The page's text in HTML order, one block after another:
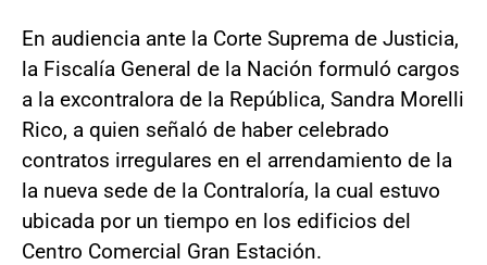
En audiencia ante la Corte Suprema de Justicia,
la Fiscalía General de la Nación formuló cargos
a la excontralora de la República, Sandra Morelli
Rico, a quien señaló de haber celebrado
contratos irregulares en el arrendamiento de la
la nueva sede de la Contraloría, la cual estuvo
ubicada por un tiempo en los edificios del
Centro Comercial Gran Estación.